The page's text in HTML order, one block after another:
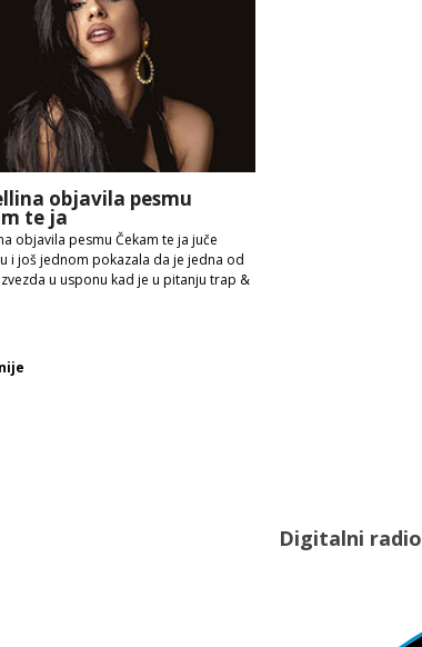
objavila pesmu
te ja
objavila pesmu Čekam te ja juče
i još jednom pokazala da je jedna od
u usponu kad je u pitanju trap &
Digitalni radio